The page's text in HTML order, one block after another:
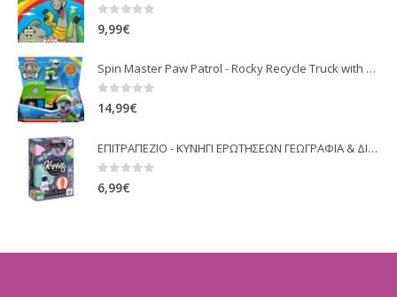
9,99€
Spin Master Paw Patrol - Rocky Recycle Truck with Pup
0 out of 5
14,99€
ΕΠΙΤΡΑΠΕΖΙΟ - ΚΥΝΗΓΙ ΕΡΩΤΗΣΕΩΝ ΓΕΩΓΡΑΦΙΑ & ΔΙΑΣΤΗΜΑ (100813)
0 out of 5
6,99€